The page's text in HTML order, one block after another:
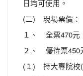
日均可使用。
(二) 現場票價：
１、 全票470元
２、 優待票450
(１) 持大專院校(